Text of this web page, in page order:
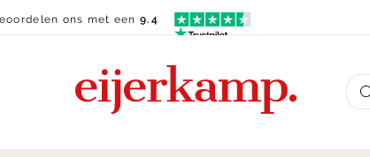
ons met een9.4